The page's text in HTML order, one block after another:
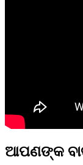
ଆପଣଙ୍କ